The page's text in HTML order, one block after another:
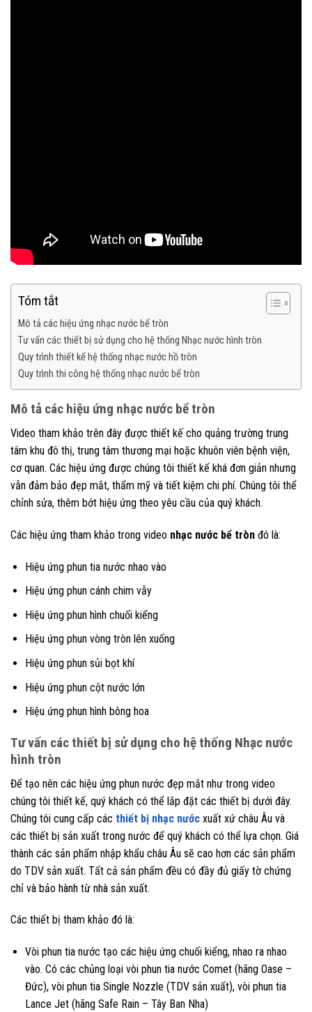
Tóm tắt
Mô tả các hiệu ứng nhạc nước bể tròn
Tư vấn các thiết bị sử dụng cho hệ thống Nhạc nước hình tròn
Quy trình thiết kế hệ thống nhạc nước hồ tròn
Quy trình thi công hệ thống nhạc nước bể tròn
Mô tả các hiệu ứng nhạc nước bể tròn
Video tham khảo trên đây được thiết kế cho quảng trường trung
tâm khu đô thị, trung tâm thương mại hoặc khuôn viên bệnh viện,
cơ quan. Các hiệu ứng được chúng tôi thiết kế khá đơn giản nhưng
vẫn đảm bảo đẹp mắt, thẩm mỹ và tiết kiệm chi phí. Chúng tôi thể
chỉnh sửa, thêm bớt hiệu ứng theo yêu cầu của quý khách.
Các hiệu ứng tham khảo trong video nhạc nước bể tròn đó là:
Hiệu ứng phun tia nước nhao vào
Hiệu ứng phun cánh chim vẫy
Hiệu ứng phun hình chuối kiểng
Hiệu ứng phun vòng tròn lên xuống
Hiệu ứng phun sủi bọt khí
Hiệu ứng phun cột nước lớn
Hiệu ứng phun hình bông hoa
Tư vấn các thiết bị sử dụng cho hệ thống Nhạc nước
hình tròn
Để tạo nên các hiệu ứng phun nước đẹp mắt như trong video
chúng tôi thiết kế, quý khách có thể lắp đặt các thiết bị dưới đây.
Chúng tôi cung cấp các thiết bị nhạc nước xuất xứ châu Âu và
các thiết bị sản xuất trong nước để quý khách có thể lựa chọn. Giá
thành các sản phẩm nhập khẩu châu Âu sẽ cao hơn các sản phẩm
do TDV sản xuất. Tất cả sản phẩm đều có đầy đủ giấy tờ chứng
chỉ và bảo hành từ nhà sản xuất.
Các thiết bị tham khảo đó là:
Vòi phun tia nước tạo các hiệu ứng chuối kiểng, nhao ra nhao
vào. Có các chủng loại vòi phun tia nước Comet (hãng Oase –
Đức), vòi phun tia Single Nozzle (TDV sản xuất), vòi phun tia
Lance Jet (hãng Safe Rain – Tây Ban Nha)